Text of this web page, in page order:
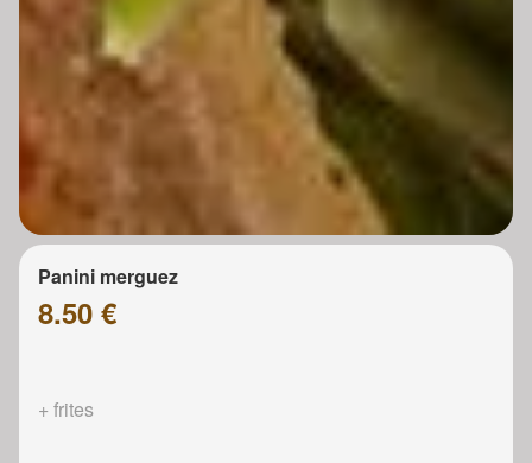
Panini merguez
8.50 €
+ frites